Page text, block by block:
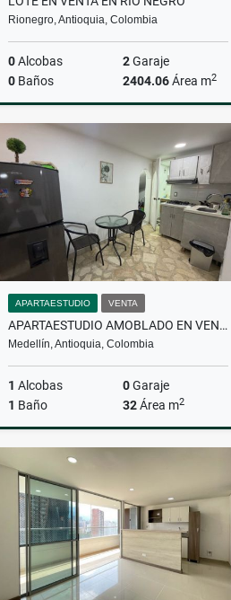
Rionegro, Antioquia, Colombia
0Alcobas 2Garaje
0 Baños 2404.06Área m2
Venta
$649.000.000
APARTAESTUDIO VENTA
APARTAESTUDIO AMOBLADO EN VENTA EN LAURELES
Medellín, Antioquia, Colombia
1 Alcobas 0Garaje
1 Baño 32Área m2